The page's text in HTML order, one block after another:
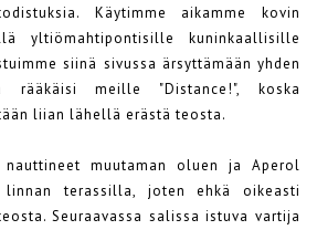
Käytimme aikamme kovin
yltiömahtipontisille kuninkaallisille
siinä sivussa ärsyttämään yhden
rääkäisi meille "Distance!", koska
liian lähellä erästä teosta.
nauttineet muutaman oluen ja Aperol
terassilla, joten ehkä oikeasti
Seuraavassa salissa istuva vartija